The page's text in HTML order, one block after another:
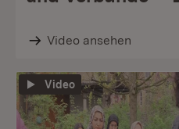
Video ansehen
Video